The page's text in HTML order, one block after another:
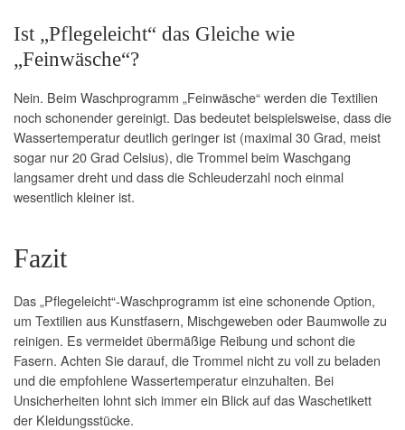
Ist „Pflegeleicht“ das Gleiche wie
„Feinwäsche“?
Nein. Beim Waschprogramm „Feinwäsche“ werden die Textilien
noch schonender gereinigt. Das bedeutet beispielsweise, dass die
Wassertemperatur deutlich geringer ist (maximal 30 Grad, meist
sogar nur 20 Grad Celsius), die Trommel beim Waschgang
langsamer dreht und dass die Schleuderzahl noch einmal
wesentlich kleiner ist.
Fazit
Das „Pflegeleicht“-Waschprogramm ist eine schonende Option,
um Textilien aus Kunstfasern, Mischgeweben oder Baumwolle zu
reinigen. Es vermeidet übermäßige Reibung und schont die
Fasern. Achten Sie darauf, die Trommel nicht zu voll zu beladen
und die empfohlene Wassertemperatur einzuhalten. Bei
Unsicherheiten lohnt sich immer ein Blick auf das Waschetikett
der Kleidungsstücke.